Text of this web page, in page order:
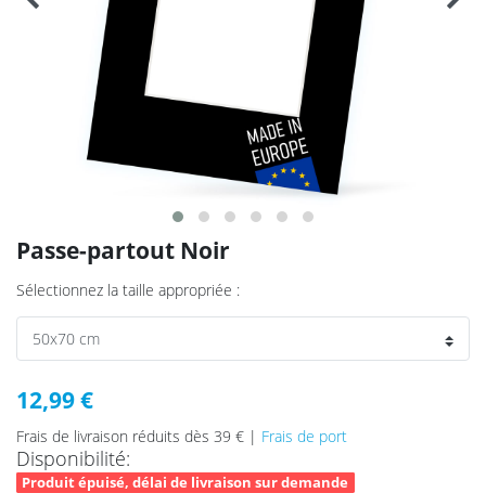
Passe-partout Noir
Sélectionnez la taille appropriée :
12,99 €
Frais de livraison réduits dès 39 € | Frais de port
Disponibilité:
Produit épuisé, délai de livraison sur demande